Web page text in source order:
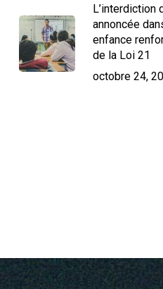
L’interdiction
annoncée
enfance
de la Loi 21
octobre 24,